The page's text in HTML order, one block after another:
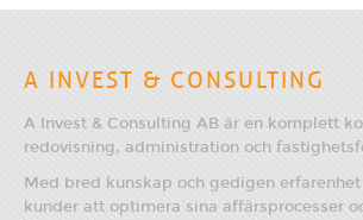
A INVEST & CONSULTING
A Invest & Consulting AB är en komplett
redovisning, administration och
Med bred kunskap och gedigen
kunder att optimera sina affärsprocesser